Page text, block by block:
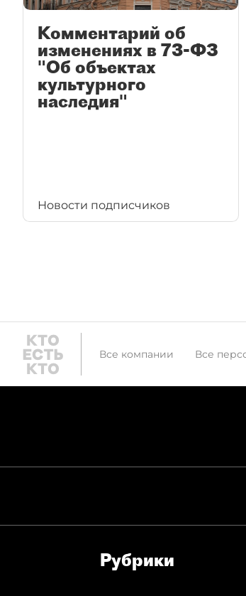
Комментарий об
изменениях в 73-ФЗ
"Об объектах
культурного
наследия"
Новости подписчиков
Все компании Все
Рубрики